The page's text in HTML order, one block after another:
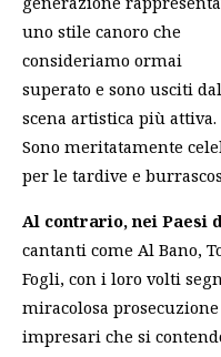
uno stile canoro che
consideriamo ormai
superato e sono usciti
scena artistica più attiva.
Sono meritatamente
per le tardive e
Al contrario, nei Paesi
cantanti come Al Bano,
Fogli, con i loro volti
miracolosa
impresari che si